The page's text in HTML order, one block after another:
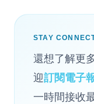
STAY
還想了解更
迎訂閱電子
一時間接收